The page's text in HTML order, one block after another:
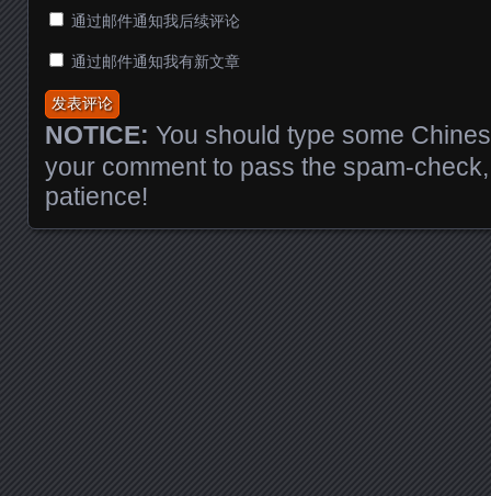
通过邮件通知我后续评论
通过邮件通知我有新文章
NOTICE: You should type some
your comment to pass the spam-
patience!